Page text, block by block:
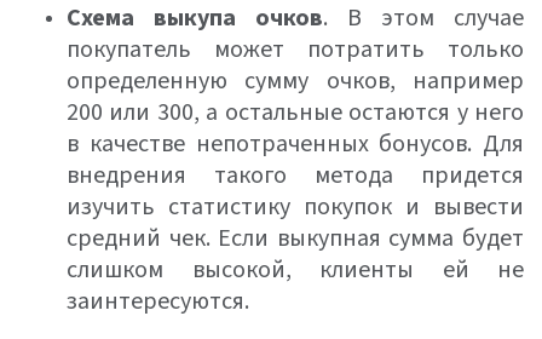
Схема выкупа очков. В этом случае
покупатель может потратить только
определенную сумму очков, например
200 или 300, а остальные остаются у него
в качестве непотраченных бонусов. Для
внедрения такого метода придется
изучить статистику покупок и вывести
средний чек. Если выкупная сумма будет
слишком высокой, клиенты ей не
заинтересуются.